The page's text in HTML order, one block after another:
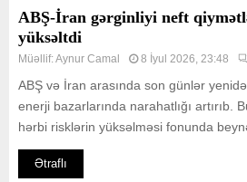
ABŞ-İran gərginliyi neft
yüksəltdi
Müəllif:Aynur Camal 8 İyul 2026, 23:48
ABŞ və İran arasında son günlər
enerji bazarlarında narahatlığı artırıb.
hərbi risklərin yüksəlməsi fonunda
Ətraflı